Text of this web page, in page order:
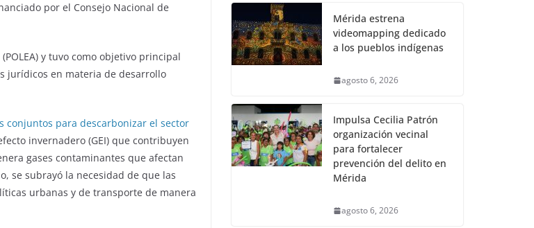
por el Consejo Nacional de
y tuvo como objetivo principal
jurídicos en materia de desarrollo
conjuntos para descarbonizar el sector
invernadero (GEI) que contribuyen
gases contaminantes que afectan
se subrayó la necesidad de que las
urbanas y de transporte de manera
Mérida estrena
videomapping dedicado
a los pueblos indígenas
agosto 6, 2026
Impulsa Cecilia Patrón
organización vecinal
para fortalecer
prevención del delito en
Mérida
agosto 6, 2026